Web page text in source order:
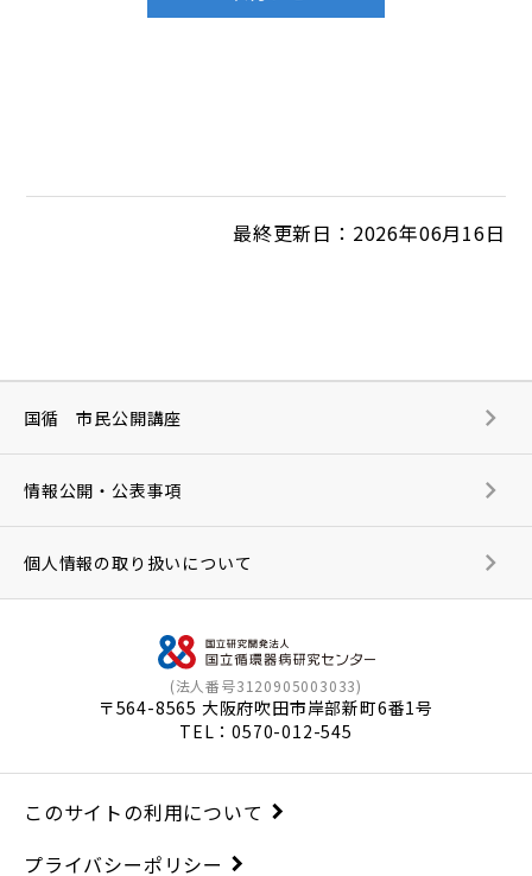
最終更新日：2026年06月16日
(法人番号3120905003033)
〒564-8565 大阪府吹田市岸部新町6番1号
TEL：0570-012-545
国循 市民公開講座
情報公開・公表事項
個人情報の取り扱いについて
このサイトの利用について
プライバシーポリシー